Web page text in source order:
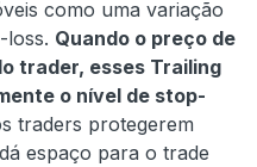
como uma variação
loss. Quando o preço de
trader, esses Trailing
o nível de stop-
traders protegerem
espaço para o trade